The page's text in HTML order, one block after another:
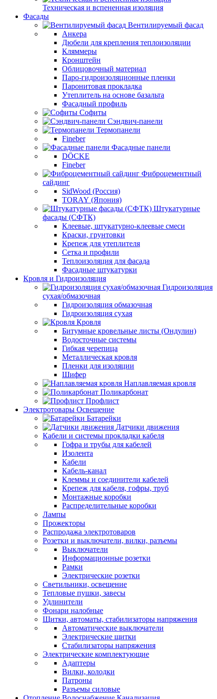
Техническая и вспененная изоляция
Фасады
Вентилируемый фасад
Анкера
Дюбели для крепления теплоизоляции
Кляммеры
Кронштейн
Облицовочный материал
Паро-гидроизоляционные пленки
Паронитовая прокладка
Утеплитель на основе базальта
Фасадный профиль
Софиты
Сэндвич-панели
Термопанели
Fineber
Фасадные панели
DÖCKE
Fineber
Фиброцементный
сайдинг
SidWood (Россия)
TORAY (Япония)
Штукатурные
фасады (СФТК)
Клеевые, штукатурно-клеевые смеси
Краски, грунтовки
Крепеж для утеплителя
Сетка и профили
Теплоизоляция для фасада
Фасадные штукатурки
Кровля и Гидроизоляция
Гидроизоляция
сухая/обмазочная
Гидроизоляция обмазочная
Гидроизоляция сухая
Кровля
Битумные кровельные листы (Ондулин)
Водосточные системы
Гибкая черепица
Металлическая кровля
Пленки для изоляции
Шифер
Наплавляемая кровля
Поликарбонат
Профлист
Электротовары Освещение
Батарейки
Датчики движения
Кабели и системы прокладки кабеля
Гофра и трубы для кабелей
Изолента
Кабели
Кабель-канал
Клеммы и соединители кабелей
Крепеж для кабеля, гофры, труб
Монтажные коробки
Распределительные коробки
Лампы
Прожекторы
Распродажа электротоваров
Розетки и выключатели, вилки, разъемы
Выключатели
Информационные розетки
Рамки
Электрические розетки
Светильники, освещение
Тепловые пушки, завесы
Удлинители
Фонари налобные
Щитки, автоматы, стабилизаторы напряжения
Автоматические выключатели
Электрические щитки
Стабилизаторы напряжения
Электрические комплектующие
Адаптеры
Вилки, колодки
Патроны
Разъемы силовые